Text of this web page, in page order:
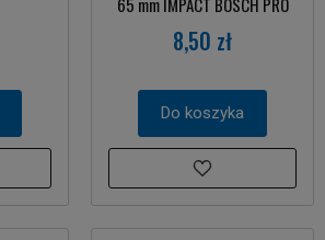
65 mm IMPACT BOSCH PRO
8,50 zł
Do koszyka